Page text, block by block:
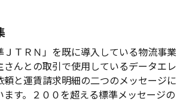
ＪＴＲＮ」を既に導入している物流事業
んとの取引で使用しているデータエレ
頼と運賃請求明細の二つのメッセージに
す。２００を超える標準メッセージの